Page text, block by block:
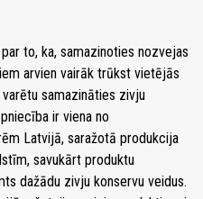
to, ka, samazinoties nozvejas
arvien vairāk trūkst vietējās
samazināties zivju
ir viena no
Latvijā, saražotā produkcija
savukārt produktu
dažādu zivju konservu veidus.